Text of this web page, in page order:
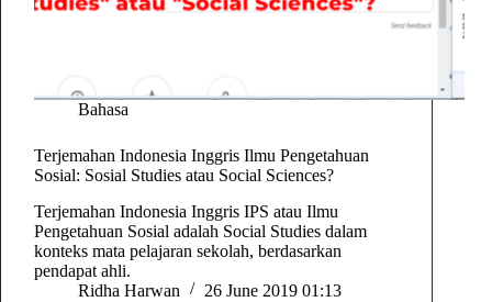
Bahasa
Terjemahan Indonesia Inggris Ilmu Pengetahuan
Sosial: Sosial Studies atau Social Sciences?
Terjemahan Indonesia Inggris IPS atau Ilmu
Pengetahuan Sosial adalah Social Studies dalam
konteks mata pelajaran sekolah, berdasarkan
pendapat ahli.
Ridha Harwan
26 June 2019 01:13